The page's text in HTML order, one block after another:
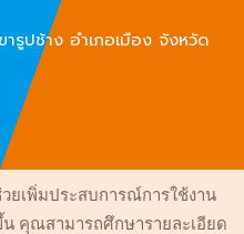
รูปช้าง อำเภอเมือง จังหวัด
ยเพิ่มประสบการณ์การใช้งาน
คุณสามารถศึกษารายละเอียด